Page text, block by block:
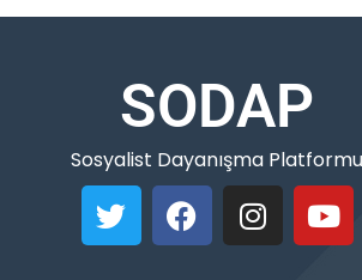
SODAP
Sosyalist Dayanışma Platformu